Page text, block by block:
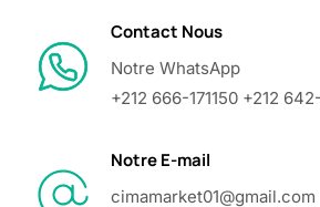
Contact Nous
Notre WhatsApp
+212 666-171150 +212
Notre E-mail
cimamarket01@gmail.com